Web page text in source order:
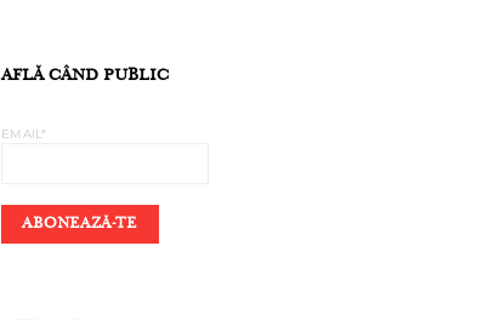
AFLĂ CÂND PUBLIC
EMAIL*